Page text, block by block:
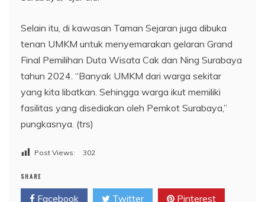
Selain itu, di kawasan Taman Sejaran juga dibuka
tenan UMKM untuk menyemarakan gelaran Grand
Final Pemilihan Duta Wisata Cak dan Ning Surabaya
tahun 2024. “Banyak UMKM dari warga sekitar
yang kita libatkan. Sehingga warga ikut memiliki
fasilitas yang disediakan oleh Pemkot Surabaya,”
pungkasnya. (trs)
Post Views: 302
SHARE
Facebook Twitter Pinterest